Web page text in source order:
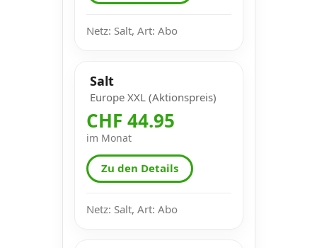
Netz: Salt, Art: Abo
Salt
Europe XXL (Aktionspreis)
CHF 44.95
im Monat
Zu den Details
Netz: Salt, Art: Abo